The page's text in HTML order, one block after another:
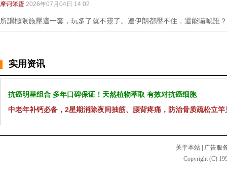
摩诃笨蛋 2026年07月04日 14:02
所謂極限施壓這一套，玩多了就不靈了。連伊朗都壓不住，還能嚇唬誰？
实用资讯
抗癌明星组合 多年口碑保证！天然植物萃取 有效对抗癌细胞
中老年补钙必备，2星期消除夜间抽筋、腰背疼痛，防治骨质疏松立竿
关于本站
广告服
Copyright (C)